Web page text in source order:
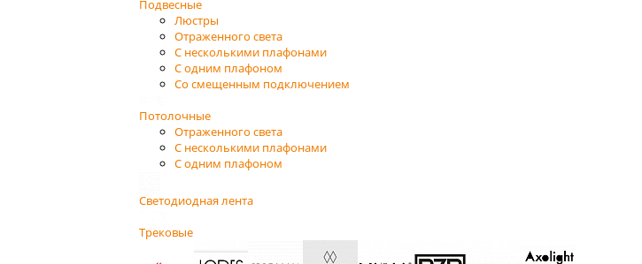
Подвесные
Люстры
Отраженного света
С несколькими плафонами
С одним плафоном
Со смещенным подключением
Потолочные
Отраженного света
С несколькими плафонами
С одним плафоном
Светодиодная лента
Трековые